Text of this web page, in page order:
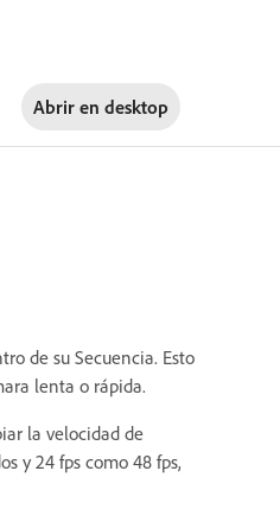
Abrir en desktop
de su Secuencia. Esto
lenta o rápida.
la velocidad de
y 24 fps como 48 fps,